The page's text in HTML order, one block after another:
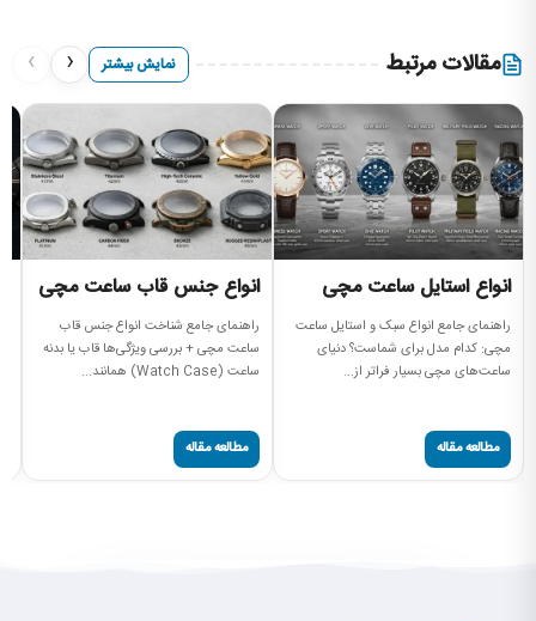
مقالات مرتبط نمایش بیشتر ‹
›
انواع استایل ساعت مچی
راهنمای جامع انواع سبک و استایل ساعت
مچی: کدام مدل برای شماست؟ دنیای
ساعت‌های مچی بسیار فراتر از...
مطالعه مقاله
انواع جنس قاب ساعت مچی
راهنمای جامع شناخت انواع جنس قاب
ساعت مچی + بررسی ویژگی‌ها قاب یا بدنه
ساعت (Watch Case) همانند...
مطالعه مقاله